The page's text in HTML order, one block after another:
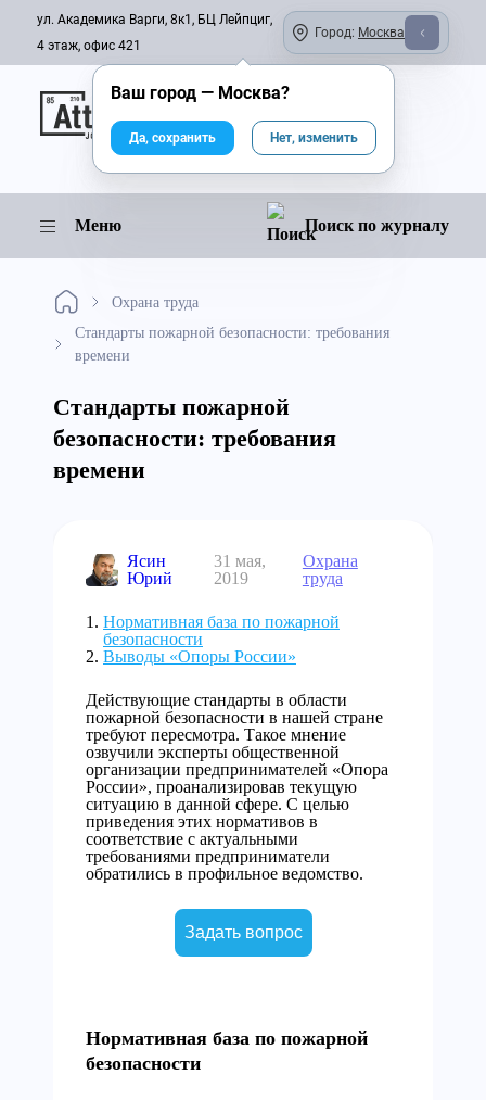
ул. Академика Варги, 8к1, БЦ Лейпциг,
4 этаж, офис 421
Город: Москва
Онлайн-журнал
Меню Поиск по журналу
Охрана труда
Стандарты пожарной безопасности: требования
времени
Стандарты пожарной
безопасности: требования
времени
Ясин
Юрий
31 мая,
2019
Охрана
труда
Нормативная база по пожарной
безопасности
Выводы «Опоры России»
Действующие стандарты в области
пожарной безопасности в нашей стране
требуют пересмотра. Такое мнение
озвучили эксперты общественной
организации предпринимателей «Опора
России», проанализировав текущую
ситуацию в данной сфере. С целью
приведения этих нормативов в
соответствие с актуальными
требованиями предприниматели
обратились в профильное ведомство.
Задать вопрос
Нормативная база по пожарной
безопасности
Ваш город — Москва?
Да, сохранить Нет, изменить